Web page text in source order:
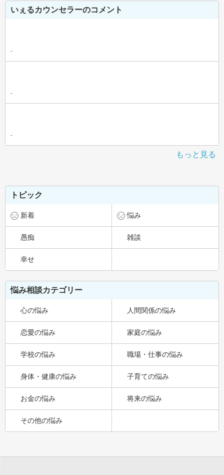
いぇるカウンセラーのコメント
-
-
-
もっと見る
トピック
新着 悩み
愚痴 雑談
幸せ
悩み相談カテゴリー
心の悩み 人間関係の悩み
恋愛の悩み 家庭の悩み
学校の悩み 職場・仕事の悩み
身体・健康の悩み 子育ての悩み
お金の悩み 将来の悩み
その他の悩み